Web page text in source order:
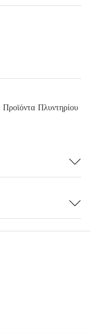
Προϊόντα Πλυντηρίου